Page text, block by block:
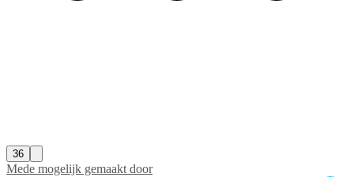
36
Mede mogelijk gemaakt door